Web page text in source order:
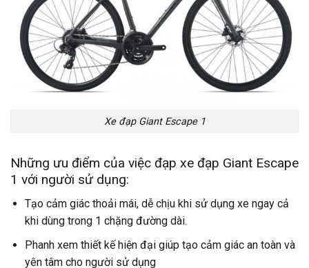
Xe đạp Giant Escape 1
Những ưu điểm của việc đạp xe đạp Giant Escape
1 với người sử dụng:
Tạo cảm giác thoải mái, dễ chịu khi sử dụng xe ngay cả
khi dùng trong 1 chặng đường dài.
Phanh xem thiết kế hiện đại giúp tạo cảm giác an toàn và
yên tâm cho người sử dụng